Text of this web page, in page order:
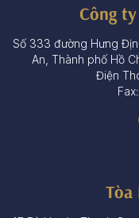
Công
Số 333 đường Hưng
An, Thành phố Hồ
Điện
Tòa